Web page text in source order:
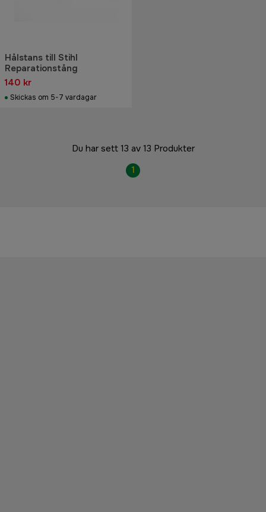
Hålstans till Stihl
Reparationstång
140 kr
Skickas om 5-7 vardagar
Du har sett 13 av 13 Produkter
1